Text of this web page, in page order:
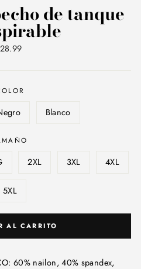
de tanque
Blanco
2XL 3XL 4XL
5XL
AL CARRITO
60% nailon, 40% spandex,